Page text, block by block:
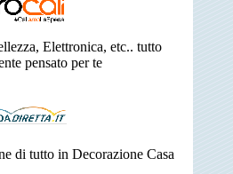
Elettronica, etc.. tutto
pensato per te
di tutto in Decorazione Casa